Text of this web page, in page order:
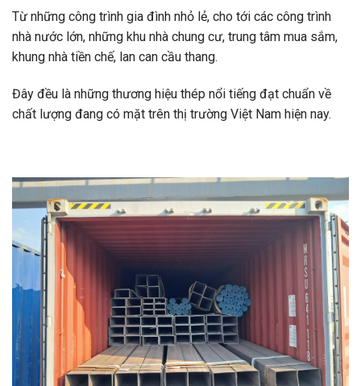
Từ những công trình gia đình nhỏ lẻ, cho tới các công trình
nhà nước lớn, những khu nhà chung cư, trung tâm mua sắm,
khung nhà tiền chế, lan can cầu thang.
Đây đều là những thương hiệu thép nổi tiếng đạt chuẩn về
chất lượng đang có mặt trên thị trường Việt Nam hiện nay.